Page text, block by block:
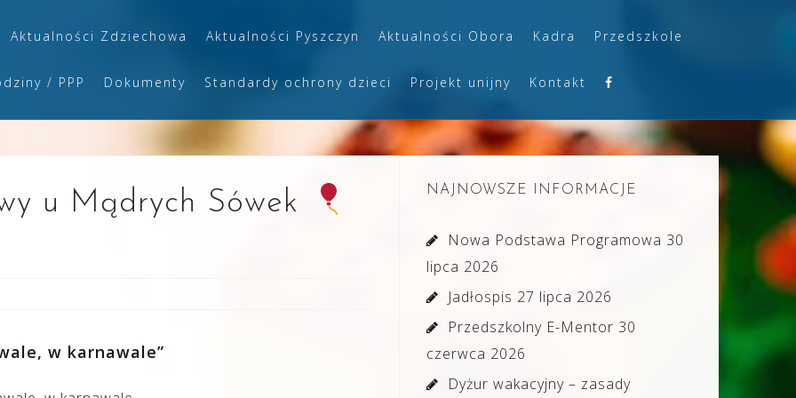
Aktualności Zdziechowa Aktualności Pyszczyn Aktualności Obora Kadra Przedszkole
/ PPP Dokumenty Standardy ochrony dzieci Projekt unijny Kontakt
u Mądrych Sówek
w karnawale”
NAJNOWSZE INFORMACJE
Nowa Podstawa Programowa 30
lipca 2026
Jadłospis 27 lipca 2026
Przedszkolny E-Mentor 30
czerwca 2026
Dyżur wakacyjny – zasady